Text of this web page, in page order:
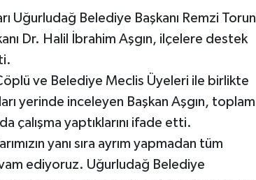
Uğurludağ Belediye Başkanı Remzi Torun
Dr. Halil İbrahim Aşgın, ilçelere destek
ve Belediye Meclis Üyeleri ile birlikte
yerinde inceleyen Başkan Aşgın, toplam
çalışma yaptıklarını ifade etti.
yanı sıra ayrım yapmadan tüm
ediyoruz. Uğurludağ Belediye